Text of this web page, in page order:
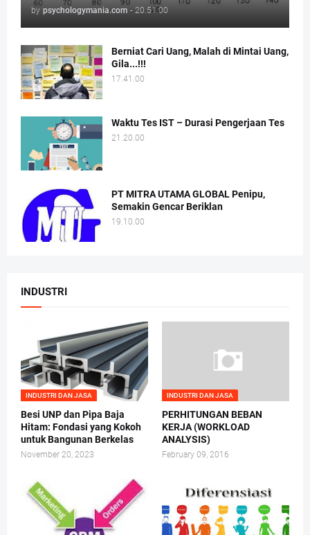
by psychologymania.com - 20.51.00
Berniat Cari Uang, Malah di Mintai Uang,
Gila...!!!
17.41.00
Waktu Tes IST – Durasi Pengerjaan Tes
21.20.00
PT MITRA UTAMA GLOBAL Penipu,
Semakin Gencar Beriklan
19.10.00
INDUSTRI
INDUSTRI DAN JASA
Besi UNP dan Pipa Baja
Hitam: Fondasi yang Kokoh
untuk Bangunan Berkelas
November 20, 2023
INDUSTRI DAN JASA
PERHITUNGAN BEBAN
KERJA (WORKLOAD
ANALYSIS)
February 09, 2016